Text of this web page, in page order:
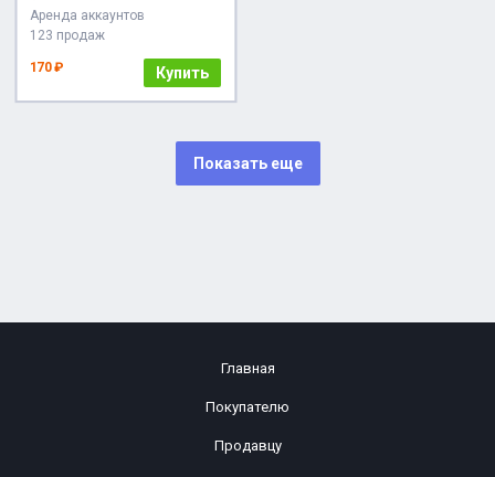
дней
Аренда аккаунтов
123 продаж
170 ₽ Купить
Показать еще
Главная
Покупателю
Продавцу